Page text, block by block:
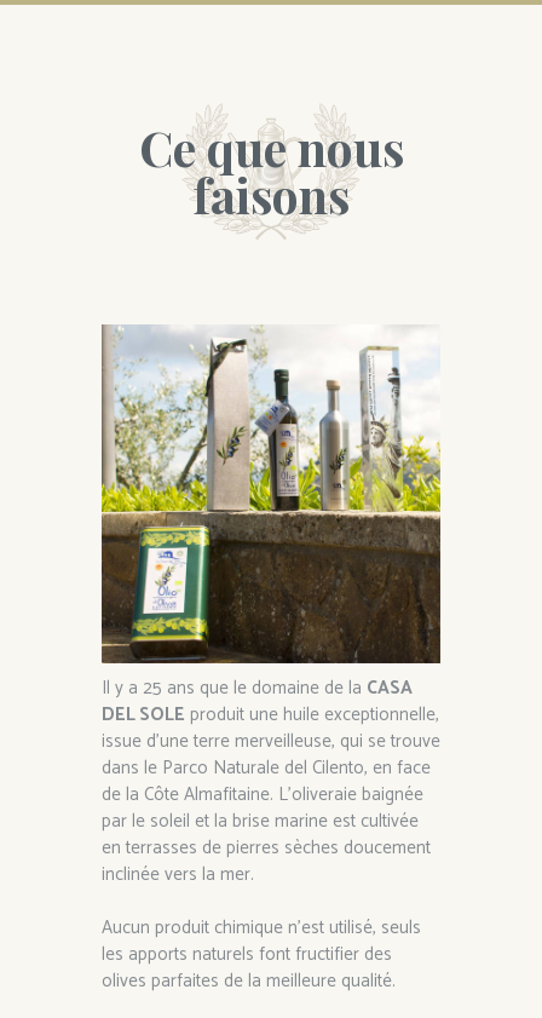
Ce que nous
faisons
Il y a 25 ans que le domaine de la CASA
DEL SOLE produit une huile exceptionnelle,
issue d’une terre merveilleuse, qui se trouve
dans le Parco Naturale del Cilento, en face
de la Côte Almafitaine. L’oliveraie baignée
par le soleil et la brise marine est cultivée
en terrasses de pierres sèches doucement
inclinée vers la mer.
Aucun produit chimique n’est utilisé, seuls
les apports naturels font fructifier des
olives parfaites de la meilleure qualité.